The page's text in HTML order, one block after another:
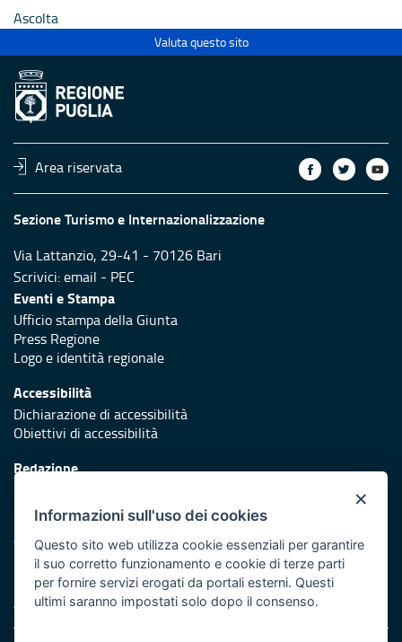
Ascolta
Valuta questo sito
Area riservata
Sezione Turismo e Internazionalizzazione
Via Lattanzio, 29-41 - 70126 Bari
Scrivici:email - PEC
Eventi e Stampa
Ufficio stampa della Giunta
Press Regione
Logo e identità regionale
Accessibilità
Dichiarazione di accessibilità
Obiettivi di accessibilità
Redazione
Protezione civile
Vai al sito di Protezione Civile Puglia
Iniziativa finanziata con risorse del POR Puglia 2014/2020 -
Asse XI
×
Informazioni sull'uso dei cookies
Questo sito web utilizza cookie essenziali per garantire
il suo corretto funzionamento e cookie di terze parti
per fornire servizi erogati da portali esterni. Questi
ultimi saranno impostati solo dopo il consenso.